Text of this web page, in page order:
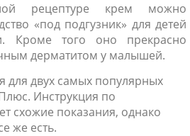
рецептуре крем можно
«под подгузник» для детей
Кроме того оно прекрасно
дерматитом у малышей.
для двух самых популярных
Инструкция по
схожие показания, однако
же есть.